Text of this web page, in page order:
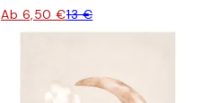
Ab 6,50 €13 €